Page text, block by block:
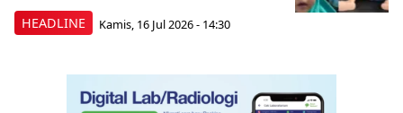
HEADLINE Kamis, 16 Jul 2026 - 14:30